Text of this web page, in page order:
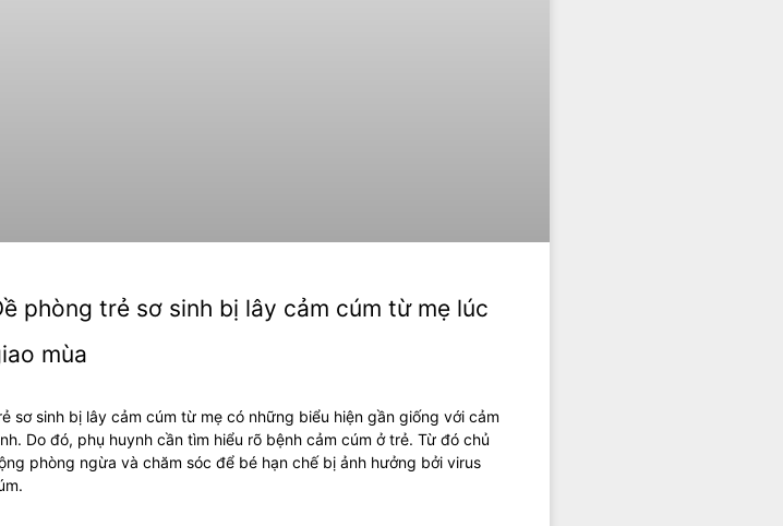
phòng trẻ sơ sinh bị lây cảm cúm từ mẹ lúc
mùa
sơ sinh bị lây cảm cúm từ mẹ có những biểu hiện gần giống với cảm
Do đó, phụ huynh cần tìm hiểu rõ bệnh cảm cúm ở trẻ. Từ đó chủ
phòng ngừa và chăm sóc để bé hạn chế bị ảnh hưởng bởi virus